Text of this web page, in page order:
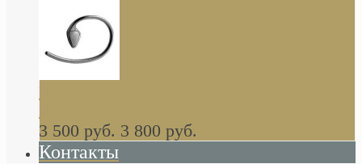
Khala Colombo аксессуары (серия) В
НАЛИЧИИ
3 500 руб. 3 800 руб.
Контакты